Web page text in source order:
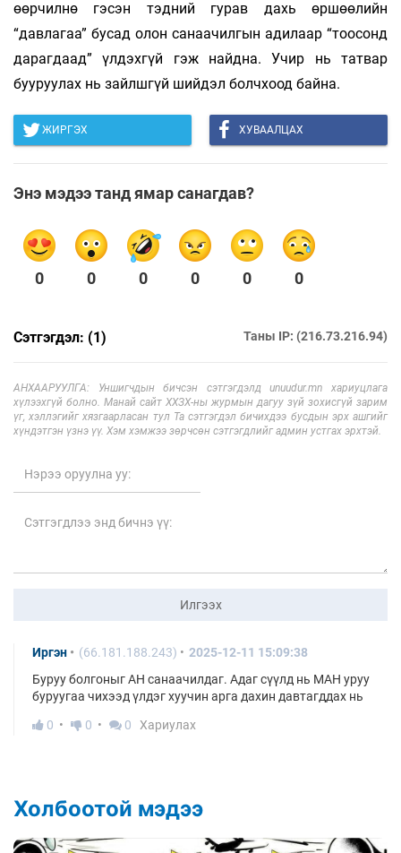
өөрчилнө гэсэн тэдний гурав дахь өршөөлийн
“давлагаа” бусад олон санаачилгын адилаар “тоосонд
дарагдаад” үлдэхгүй гэж найдна. Учир нь татвар
бууруулах нь зайлшгүй шийдэл болчхоод байна.
ЖИРГЭХ ХУВААЛЦАХ
Энэ мэдээ танд ямар санагдав?
0 0 0 0 0 0
Сэтгэгдэл: (1) Таны IP: (216.73.216.94)
АНХААРУУЛГА: Уншигчдын бичсэн сэтгэгдэлд unuudur.mn хариуцлага
хүлээхгүй болно. Манай сайт ХХЗХ-ны журмын дагуу зүй зохисгүй зарим
үг, хэллэгийг хязгаарласан тул Та сэтгэгдэл бичихдээ бусдын эрх ашгийг
хүндэтгэн үзнэ үү. Хэм хэмжээ зөрчсөн сэтгэгдлийг админ устгах эрхтэй.
Илгээх
Иргэн (66.181.188.243)
2025-12-11 15:09:38
Буруу болгоныг АН санаачилдаг. Адаг сүүлд нь МАН уруу
буруугаа чихээд үлдэг хуучин арга дахин давтагддах нь
0
0 0 Хариулах
Холбоотой мэдээ